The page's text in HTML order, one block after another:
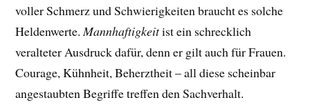
voller Schmerz und Schwierigkeiten braucht es solche
Heldenwerte.Mannhaftigkeitist ein schrecklich
veralteter Ausdruck dafür, denn er gilt auch für Frauen.
Courage, Kühnheit, Beherztheit – all diese scheinbar
angestaubten Begriffe treffen den Sachverhalt.